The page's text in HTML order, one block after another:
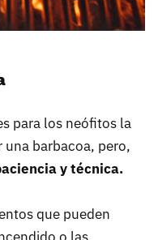
para los neófitos la
barbacoa, pero,
y técnica.
que pueden